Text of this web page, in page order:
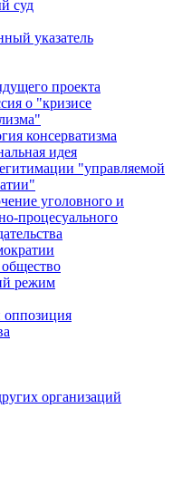
суд
указатель
проекта
о "кризисе
консерватизма
идея
"управляемой
уголовного и
процесуального
режим
организаций